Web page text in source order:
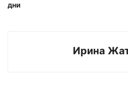
дни
Ирина